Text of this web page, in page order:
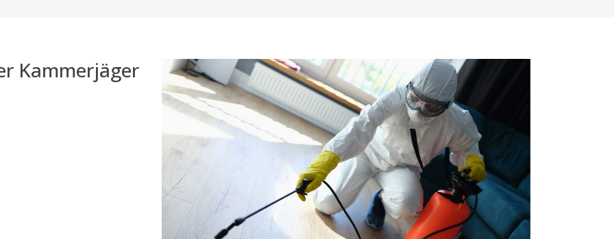
Kammerjäger